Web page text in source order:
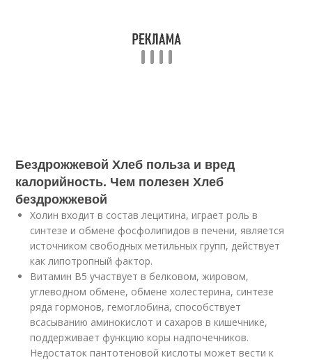
Бездрожжевой Хлеб польза и вред
калорийность. Чем полезен Хлеб
бездрожжевой
Холин входит в состав лецитина, играет роль в
синтезе и обмене фосфолипидов в печени, является
источником свободных метильных групп, действует
как липотропный фактор.
Витамин В5 участвует в белковом, жировом,
углеводном обмене, обмене холестерина, синтезе
ряда гормонов, гемоглобина, способствует
всасыванию аминокислот и сахаров в кишечнике,
поддерживает функцию коры надпочечников.
Недостаток пантотеновой кислоты может вести к